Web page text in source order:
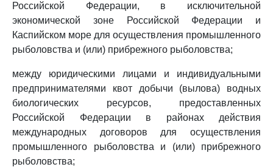
Российской Федерации, в исключительной
экономической зоне Российской Федерации и
Каспийском море для осуществления промышленного
рыболовства и (или) прибрежного рыболовства;
между юридическими лицами и индивидуальными
предпринимателями квот добычи (вылова) водных
биологических ресурсов, предоставленных
Российской Федерации в районах действия
международных договоров для осуществления
промышленного рыболовства и (или) прибрежного
рыболовства;